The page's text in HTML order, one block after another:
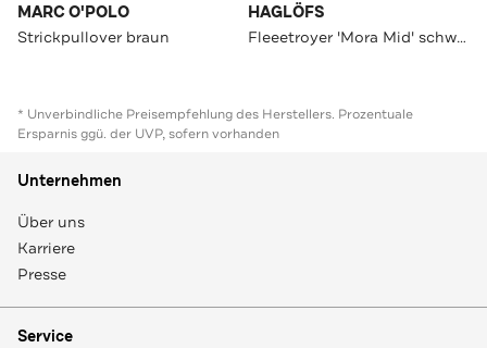
MARC O'POLO
Strickpullover braun
HAGLÖFS
Fleeetroyer 'Mora Mid' schwarz
* Unverbindliche Preisempfehlung des Herstellers. Prozentuale
Ersparnis ggü. der UVP, sofern vorhanden
Unternehmen
Über uns
Karriere
Presse
Service